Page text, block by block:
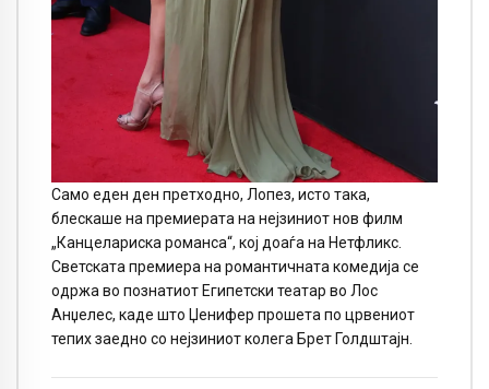
Само еден ден претходно, Лопез, исто така,
блескаше на премиерата на нејзиниот нов филм
„Канцелариска романса“, кој доаѓа на Нетфликс.
Светската премиера на романтичната комедија се
одржа во познатиот Египетски театар во Лос
Анџелес, каде што Џенифер прошета по црвениот
тепих заедно со нејзиниот колега Брет Голдштајн.